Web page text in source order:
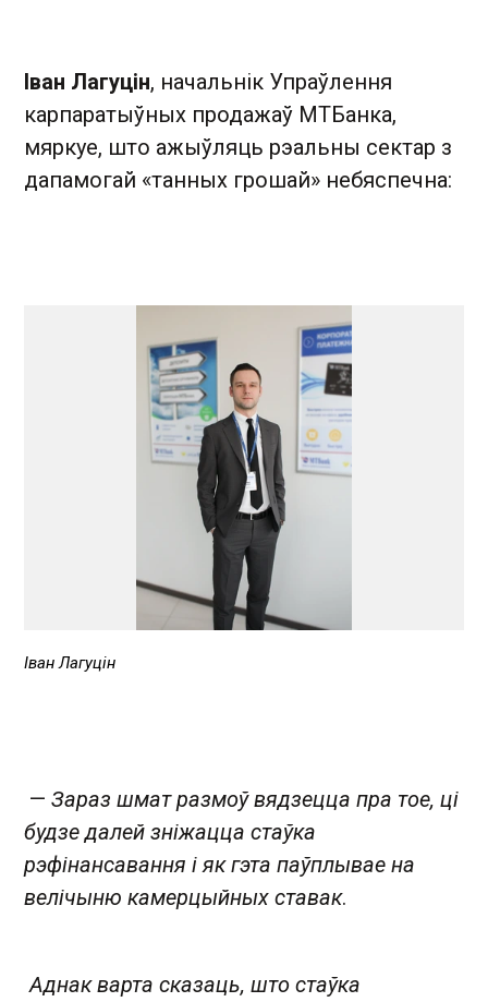
Іван Лагуцін, начальнік Упраўлення
карпаратыўных продажаў МТБанка,
мяркуе, што ажыўляць рэальны сектар з
дапамогай «танных грошай» небяспечна:
Іван Лагуцін
— Зараз шмат размоў вядзецца пра тое, ці
будзе далей зніжацца стаўка
рэфінансавання і як гэта паўплывае на
велічыню камерцыйных ставак.
Аднак варта сказаць, што стаўка